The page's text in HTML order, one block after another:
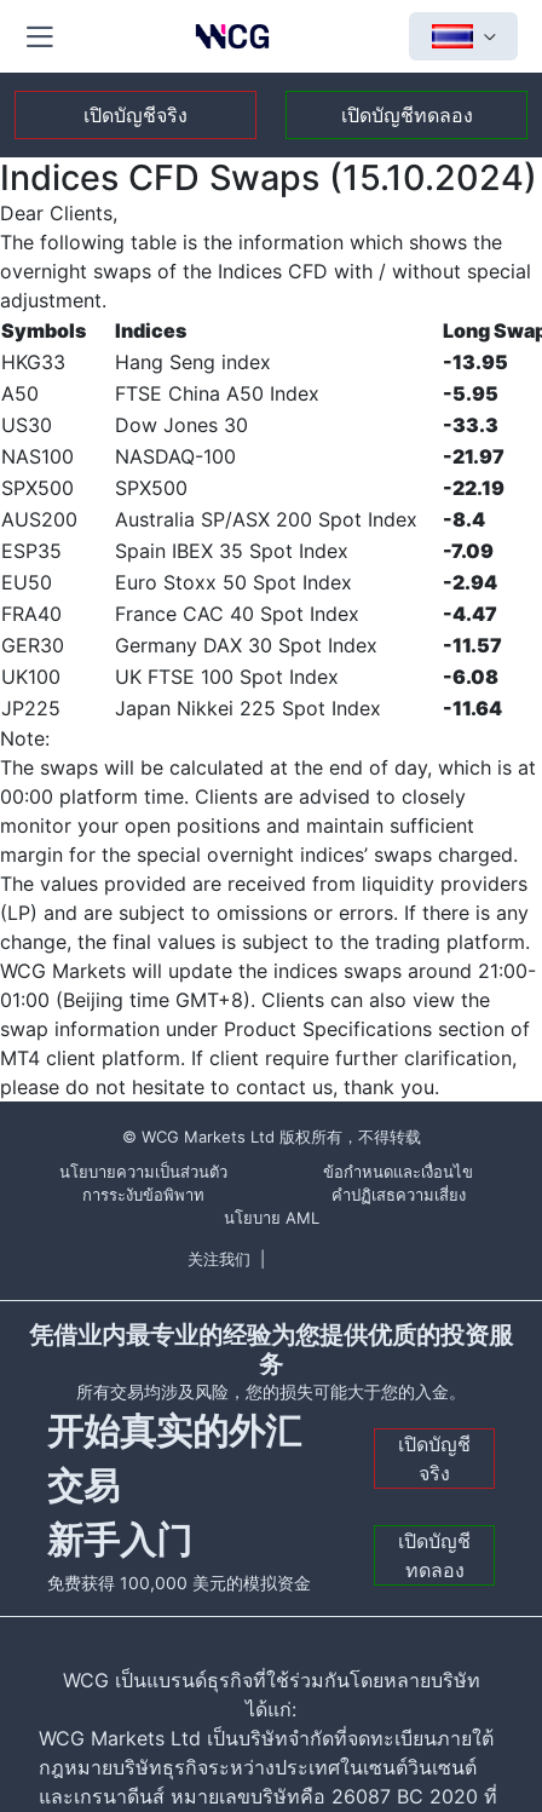
เปิดบัญชีจริง เปิดบัญชีทดลอง
Indices CFD Swaps (15.10.2024)
Dear Clients,
The following table is the information which shows the
overnight swaps of the Indices CFD with / without special
adjustment.
Symbols
Indices
Long
HKG33
Hang Seng index
-13.95
A50
FTSE China A50 Index
-5.95
US30
Dow Jones 30
-33.3
NAS100
NASDAQ-100
-21.97
SPX500
SPX500
-22.19
AUS200
Australia SP/ASX 200 Spot Index
-8.4
ESP35
Spain IBEX 35 Spot Index
-7.09
EU50
Euro Stoxx 50 Spot Index
-2.94
FRA40
France CAC 40 Spot Index
-4.47
GER30
Germany DAX 30 Spot Index
-11.57
UK100
UK FTSE 100 Spot Index
-6.08
JP225
Japan Nikkei 225 Spot Index
-11.64
Note:
The swaps will be calculated at the end of day, which is at
00:00 platform time. Clients are advised to closely
monitor your open positions and maintain sufficient
margin for the special overnight indices’ swaps charged.
The values provided are received from liquidity providers
(LP) and are subject to omissions or errors. If there is any
change, the final values is subject to the trading platform.
WCG Markets will update the indices swaps around 21:00-
01:00 (Beijing time GMT+8). Clients can also view the
swap information under Product Specifications section of
MT4 client platform. If client require further clarification,
please do not hesitate to contact us, thank you.
© WCG Markets Ltd 版权所有，不得转载
นโยบายความเป็นส่วนตัว
ข้อกำหนดและเงื่อนไข
การระงับข้อพิพาท
คำปฏิเสธความเสี่ยง
นโยบาย AML
关注我们
凭借业内最专业的经验为您提供优质的投资服
务
所有交易均涉及风险，您的损失可能大于您的入金。
开始真实的外汇
交易
เปิดบัญชี
จริง
新手入门
免费获得 100,000 美元的模拟资金
เปิดบัญชี
ทดลอง
WCG เป็นแบรนด์ธุรกิจที่ใช้ร่วมกันโดยหลายบริษัท
ได้แก่:
WCG Markets Ltd เป็นบริษัทจำกัดที่จดทะเบียนภายใต้
กฎหมายบริษัทธุรกิจระหว่างประเทศในเซนต์วินเซนต์
และเกรนาดีนส์ หมายเลขบริษัทคือ 26087 BC 2020 ที่